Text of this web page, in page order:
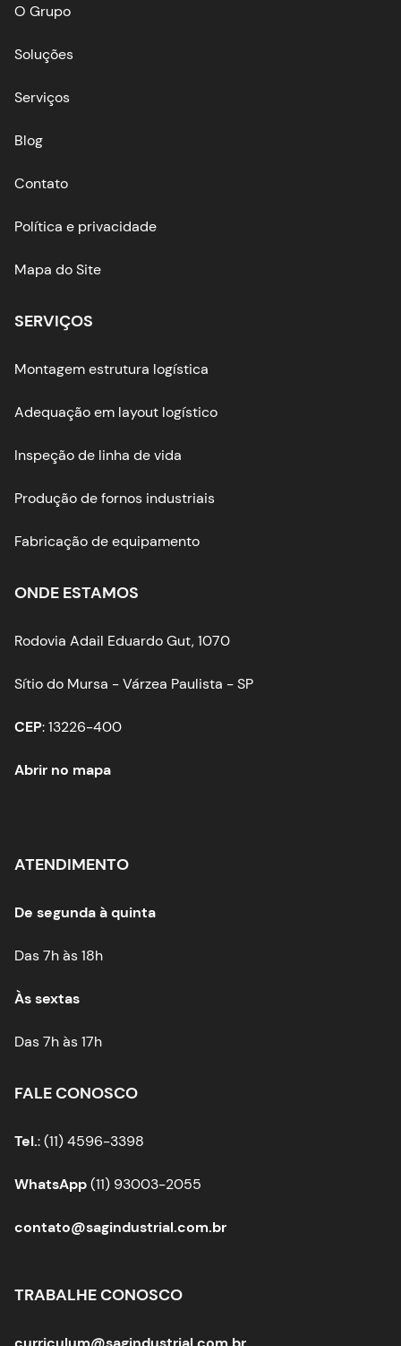
O Grupo
Soluções
Serviços
Blog
Contato
Política e privacidade
Mapa do Site
SERVIÇOS
Montagem estrutura logística
Adequação em layout logístico
Inspeção de linha de vida
Produção de fornos industriais
Fabricação de equipamento
ONDE ESTAMOS
Rodovia Adail Eduardo Gut, 1070
Sítio do Mursa - Várzea Paulista - SP
CEP: 13226-400
Abrir no mapa
ATENDIMENTO
De segunda à quinta
Das 7h às 18h
Às sextas
Das 7h às 17h
FALE CONOSCO
Tel.: (11) 4596-3398
WhatsApp(11) 93003-2055
contato@sagindustrial.com.br
TRABALHE CONOSCO